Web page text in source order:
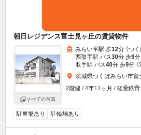
朝日レジデンス富士見ヶ丘の賃貸物件
すべての写真
みらい平駅 歩12分 （つく
西取手駅 バス30分 歩9分
取手駅 バス40分 歩9分
茨城県つくばみらい市富
2階建 / 4年11ヶ月 / 軽量鉄骨
駐車場あり 駐輪場あり